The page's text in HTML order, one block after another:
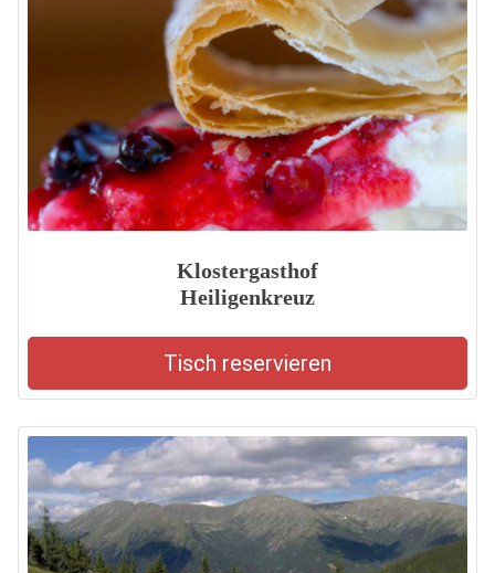
Klostergasthof
Heiligenkreuz
Tisch reservieren